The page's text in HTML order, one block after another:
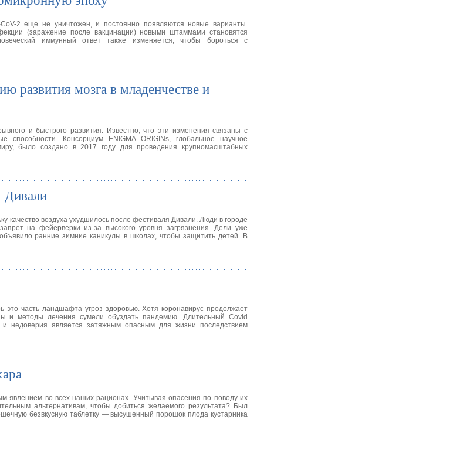
2 еще не уничтожен, и постоянно появляются новые варианты.
(заражение после вакцинации) новыми штаммами становятся
иммунный ответ также изменяется, чтобы бороться с
развития мозга в младенчестве и
и быстрого развития. Известно, что эти изменения связаны с
Консорциум ENIGMA ORIGINs, глобальное научное
было создано в 2017 году для проведения крупномасштабных
Дивали
воздуха ухудшилось после фестиваля Дивали. Люди в городе
на фейерверки из-за высокого уровня загрязнения. Дели уже
ранние зимние каникулы в школах, чтобы защитить детей. В
часть ландшафта угроз здоровью. Хотя коронавирус продолжает
и методы лечения сумели обуздать пандемию. Длительный Covid
и недоверия является затяжным опасным для жизни последствием
явлением во всех наших рационах. Учитывая опасения по поводу их
альтернативам, чтобы добиться желаемого результата? Был
безвкусную таблетку — высушенный порошок плода кустарника